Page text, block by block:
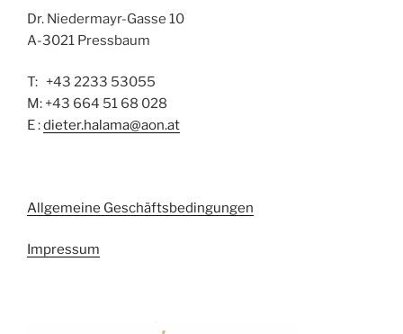
Dr. Niedermayr-Gasse 10
A-3021 Pressbaum
T: +43 2233 53055
M: +43 664 51 68 028
E :dieter.halama@aon.at
Allgemeine Geschäftsbedingungen
Impressum